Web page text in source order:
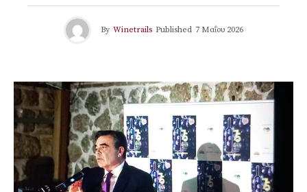
By Winetrails Published 7 Μαΐου 2026